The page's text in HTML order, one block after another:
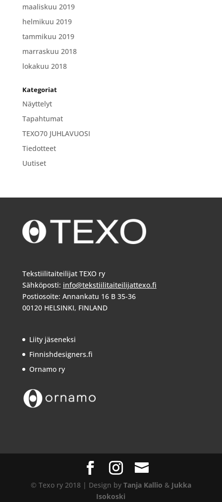
maaliskuu 2019
helmikuu 2019
tammikuu 2019
marraskuu 2018
lokakuu 2018
Kategoriat
Näyttelyt
Tapahtumat
TEXO70 JUHLAVUOSI
Tiedotteet
Uutiset
Tekstiilitaiteilijat TEXO ry
Sähköposti: info@tekstiilitaiteilijattexo.fi
Postiosoite: Annankatu 16 B 35-36
00120 HELSINKI, FINLAND
Liity jäseneksi
Finnishdesigners.fi
Ornamo ry
© Texo ry 2018 | Design by Tanja Kallio & Jukka
Isokoski